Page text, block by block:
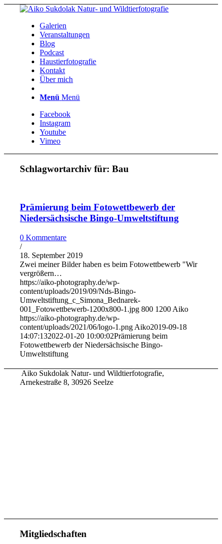
Galerien
Veranstaltungen
Blog
Podcast
Haustierfotografie
Kontakt
Über mich
Menü Menü
Facebook
Instagram
Youtube
Vimeo
Schlagwortarchiv für:Bau
Prämierung beim Fotowettbewerb der
Niedersächsische Bingo-Umweltstiftung
0 Kommentare
/
18. September 2019
Zwei meiner Bilder haben es beim Fotowettbewerb "Wir
vergrößern…
https://aiko-photography.de/wp-
content/uploads/2019/09/Nds-Bingo-
Umweltstiftung_c_Simona_Bednarek-
001_Fotowettbewerb-1200x800-1.jpg 800 1200 Aiko
https://aiko-photography.de/wp-
content/uploads/2021/06/logo-1.png Aiko2019-09-18
14:07:132022-01-20 10:00:02Prämierung beim
Fotowettbewerb der Niedersächsische Bingo-
Umweltstiftung
Aiko Sukdolak Natur- und Wildtierfotografie,
Arnekestraße 8, 30926 Seelze
Mitgliedschaften